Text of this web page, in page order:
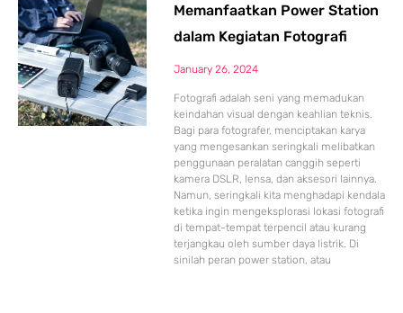
Memanfaatkan Power Station
dalam Kegiatan Fotografi
January 26, 2024
Fotografi adalah seni yang memadukan
keindahan visual dengan keahlian teknis.
Bagi para fotografer, menciptakan karya
yang mengesankan seringkali melibatkan
penggunaan peralatan canggih seperti
kamera DSLR, lensa, dan aksesori lainnya.
Namun, seringkali kita menghadapi kendala
ketika ingin mengeksplorasi lokasi fotografi
di tempat-tempat terpencil atau kurang
terjangkau oleh sumber daya listrik. Di
sinilah peran power station, atau